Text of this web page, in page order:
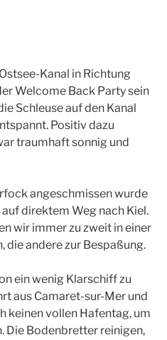
Kanal in Richtung
Welcome Back Party sein
Schleuse auf den Kanal
Positiv dazu
traumhaft sonnig und
angeschmissen wurde
direktem Weg nach Kiel.
wir immer zu zweit in einer
die andere zur Bespaßung.
ein wenig Klarschiff zu
aus Camaret-sur-Mer und
keinen vollen Hafentag, um
Die Bodenbretter reinigen,